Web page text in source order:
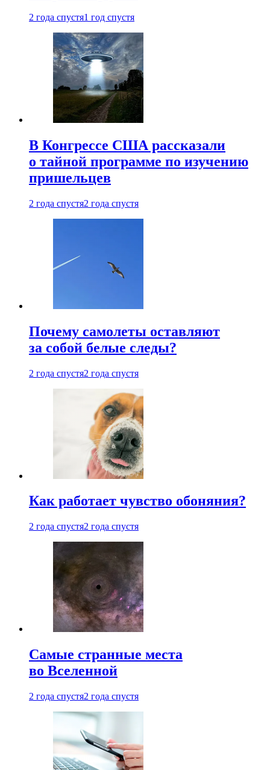
2 года спустя1 год спустя
В Конгрессе США рассказали
о тайной программе по изучению
пришельцев
2 года спустя2 года спустя
Почему самолеты оставляют
за собой белые следы?
2 года спустя2 года спустя
Как работает чувство обоняния?
2 года спустя2 года спустя
Самые странные места
во Вселенной
2 года спустя2 года спустя